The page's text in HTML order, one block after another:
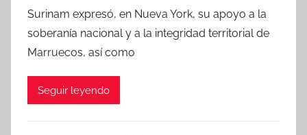
Surinam expresó, en Nueva York, su apoyo a la
soberanía nacional y a la integridad territorial de
Marruecos, así como
Seguir leyendo